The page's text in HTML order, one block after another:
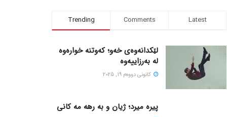
Trending Comments Latest
لێکدانەوەی خەو؛ کەوتنە خوارەوە
لە بەرزاییەوە
كانونی دووه‌م 19, 2025
پیره میرد؛ ژیان و به رهه مه کانی